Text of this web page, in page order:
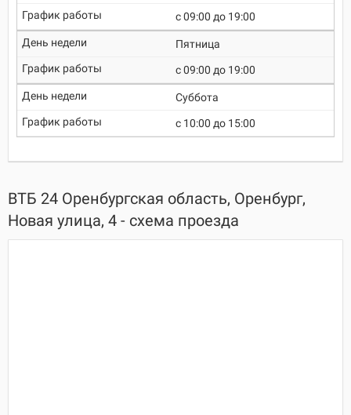
c 09:00 до 19:00
Пятница
c 09:00 до 19:00
Суббота
c 10:00 до 15:00
ВТБ 24 Оренбургская область, Оренбург,
Новая улица, 4 - схема проезда